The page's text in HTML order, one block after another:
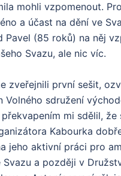
mohli vzpomenout.
a účast na dění ve
Pavel (85 roků) na něj
Svazu, ale nic víc.
zveřejnili první sešit,
Volného sdružení
mi sdělil, že
Kabourka
jeho aktivní práci pro
a později v